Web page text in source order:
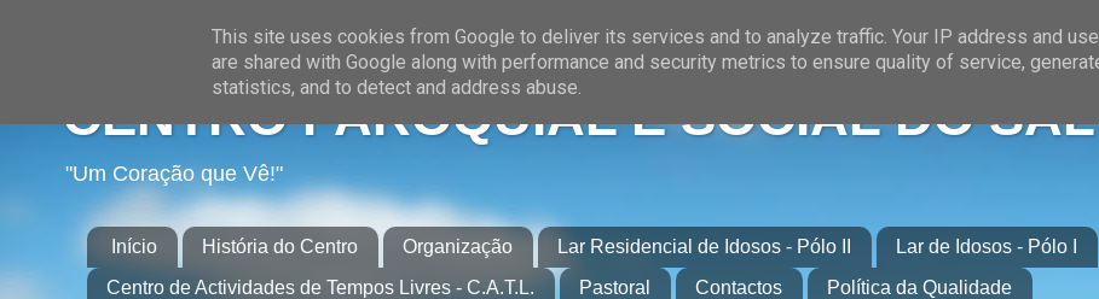
CENTRO PAROQUIAL E SOCIAL DO
"Um Coração que Vê!"
Início História do Centro Organização Lar Residencial de Idosos - Pólo II Lar de Idosos - Pólo I
Centro de Actividades de Tempos Livres - C.A.T.L.
Pastoral Contactos Política da Qualidade
This site uses cookies from Google to deliver its services and to analyze traffic. Your IP address and
are shared with Google along with performance and security metrics to ensure quality of service,
statistics, and to detect and address abuse.